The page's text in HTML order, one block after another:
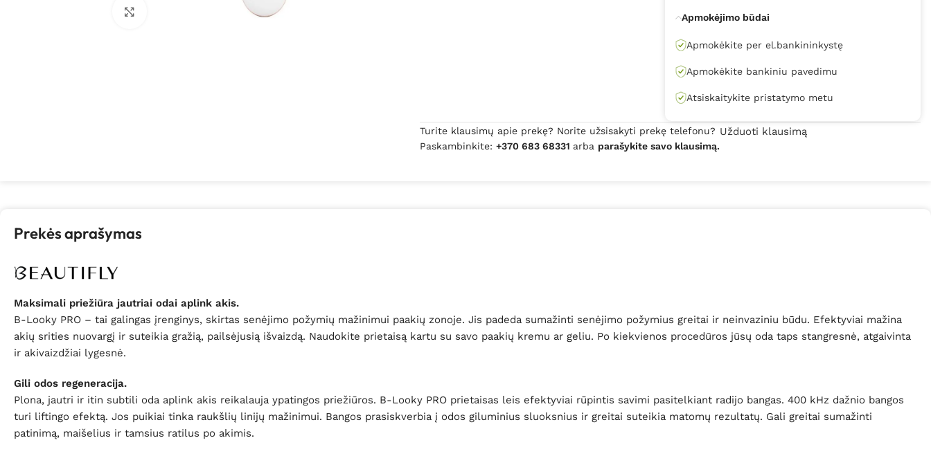
Spustelėkite, kad padidintumėte
Apmokėjimo būdai
Apmokėkite per el.bankininkystę
Apmokėkite bankiniu pavedimu
Atsiskaitykite pristatymo metu
Turite klausimų apie prekę? Norite užsisakyti prekę telefonu?
Paskambinkite:+370 683 68331 arba parašykite savo klausimą.
Užduoti klausimą
Prekės aprašymas
Maksimali priežiūra jautriai odai aplink akis.
B-Looky PRO – tai galingas įrenginys, skirtas senėjimo požymių mažinimui paakių zonoje. Jis padeda sumažinti senėjimo požymius greitai ir neinvaziniu būdu. Efektyviai mažina
akių srities nuovargį ir suteikia gražią, pailsėjusią išvaizdą. Naudokite prietaisą kartu su savo paakių kremu ar geliu. Po kiekvienos procedūros jūsų oda taps stangresnė, atgaivinta
ir akivaizdžiai lygesnė.
Gili odos regeneracija.
Plona, jautri ir itin subtili oda aplink akis reikalauja ypatingos priežiūros. B-Looky PRO prietaisas leis efektyviai rūpintis savimi pasitelkiant radijo bangas. 400 kHz dažnio bangos
turi liftingo efektą. Jos puikiai tinka raukšlių linijų mažinimui. Bangos prasiskverbia į odos giluminius sluoksnius ir greitai suteikia matomų rezultatų. Gali greitai sumažinti
patinimą, maišelius ir tamsius ratilus po akimis.